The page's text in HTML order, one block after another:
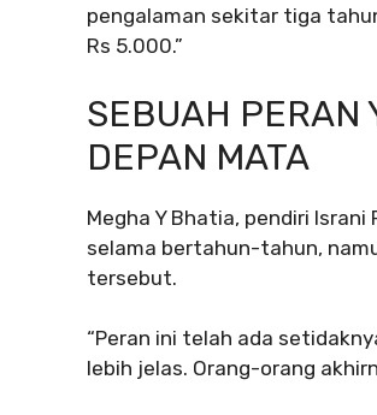
pengalaman sekitar tiga
Rs 5.000.”
SEBUAH PERAN
DEPAN MATA
Megha Y Bhatia, pendiri
selama bertahun-tahun,
tersebut.
“Peran ini telah ada
lebih jelas. Orang-orang